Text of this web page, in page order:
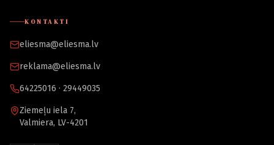
KONTAKTI
eliesma@eliesma.lv
reklama@eliesma.lv
64225016 · 29449035
Ziemeļu iela 7,
Valmiera, LV-4201